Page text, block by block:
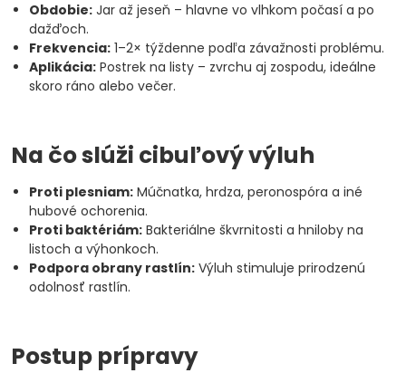
Obdobie: Jar až jeseň – hlavne vo vlhkom počasí a po
dažďoch.
Frekvencia: 1–2× týždenne podľa závažnosti problému.
Aplikácia: Postrek na listy – zvrchu aj zospodu, ideálne
skoro ráno alebo večer.
Na čo slúži cibuľový výluh
Proti plesniam: Múčnatka, hrdza, peronospóra a iné
hubové ochorenia.
Proti baktériám: Bakteriálne škvrnitosti a hniloby na
listoch a výhonkoch.
Podpora obrany rastlín: Výluh stimuluje prirodzenú
odolnosť rastlín.
Postup prípravy